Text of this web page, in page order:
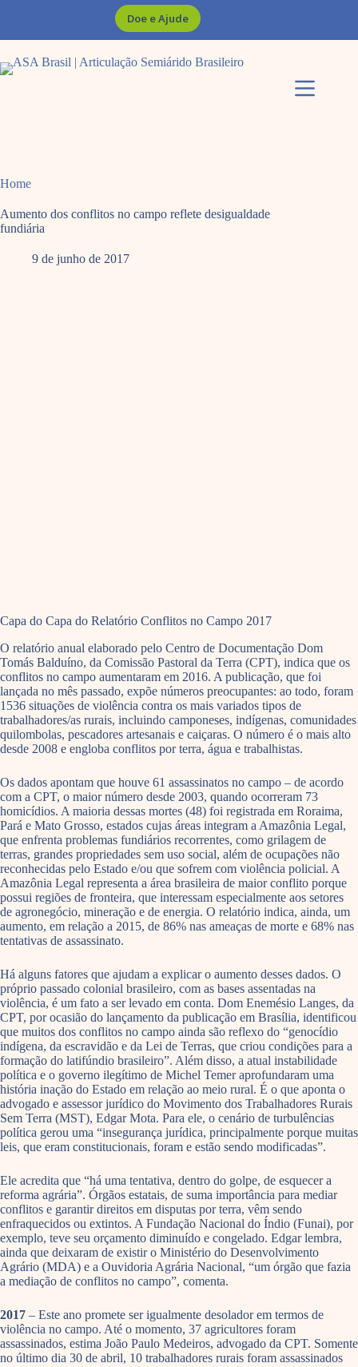
Doe e Ajude
Home
Aumento dos conflitos no campo reflete desigualdade
fundiária
9 de junho de 2017
Capa do Capa do Relatório Conflitos no Campo 2017
O relatório anual elaborado pelo Centro de Documentação Dom
Tomás Balduíno, da Comissão Pastoral da Terra (CPT), indica que os
conflitos no campo aumentaram em 2016. A publicação, que foi
lançada no mês passado, expõe números preocupantes: ao todo, foram
1536 situações de violência contra os mais variados tipos de
trabalhadores/as rurais, incluindo camponeses, indígenas, comunidades
quilombolas, pescadores artesanais e caiçaras. O número é o mais alto
desde 2008 e engloba conflitos por terra, água e trabalhistas.
Os dados apontam que houve 61 assassinatos no campo – de acordo
com a CPT, o maior número desde 2003, quando ocorreram 73
homicídios. A maioria dessas mortes (48) foi registrada em Roraima,
Pará e Mato Grosso, estados cujas áreas integram a Amazônia Legal,
que enfrenta problemas fundiários recorrentes, como grilagem de
terras, grandes propriedades sem uso social, além de ocupações não
reconhecidas pelo Estado e/ou que sofrem com violência policial. A
Amazônia Legal representa a área brasileira de maior conflito porque
possui regiões de fronteira, que interessam especialmente aos setores
de agronegócio, mineração e de energia. O relatório indica, ainda, um
aumento, em relação a 2015, de 86% nas ameaças de morte e 68% nas
tentativas de assassinato.
Há alguns fatores que ajudam a explicar o aumento desses dados. O
próprio passado colonial brasileiro, com as bases assentadas na
violência, é um fato a ser levado em conta. Dom Enemésio Langes, da
CPT, por ocasião do lançamento da publicação em Brasília, identificou
que muitos dos conflitos no campo ainda são reflexo do “genocídio
indígena, da escravidão e da Lei de Terras, que criou condições para a
formação do latifúndio brasileiro”. Além disso, a atual instabilidade
política e o governo ilegítimo de Michel Temer aprofundaram uma
história inação do Estado em relação ao meio rural. É o que aponta o
advogado e assessor jurídico do Movimento dos Trabalhadores Rurais
Sem Terra (MST), Edgar Mota. Para ele, o cenário de turbulências
política gerou uma “insegurança jurídica, principalmente porque muitas
leis, que eram constitucionais, foram e estão sendo modificadas”.
Ele acredita que “há uma tentativa, dentro do golpe, de esquecer a
reforma agrária”. Órgãos estatais, de suma importância para mediar
conflitos e garantir direitos em disputas por terra, vêm sendo
enfraquecidos ou extintos. A Fundação Nacional do Índio (Funai), por
exemplo, teve seu orçamento diminuído e congelado. Edgar lembra,
ainda que deixaram de existir o Ministério do Desenvolvimento
Agrário (MDA) e a Ouvidoria Agrária Nacional, “um órgão que fazia
a mediação de conflitos no campo”, comenta.
2017 – Este ano promete ser igualmente desolador em termos de
violência no campo. Até o momento, 37 agricultores foram
assassinados, estima João Paulo Medeiros, advogado da CPT. Somente
no último dia 30 de abril, 10 trabalhadores rurais foram assassinados